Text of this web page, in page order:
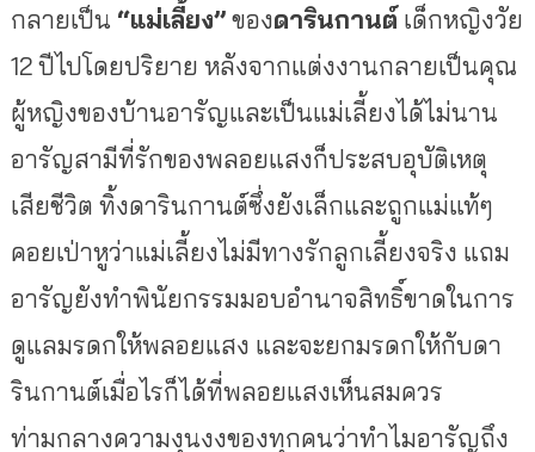
กลายเป็น “แม่เลี้ยง”ของดารินกานต์เด็กหญิงวัย
12 ปีไปโดยปริยาย หลังจากแต่งงานกลายเป็นคุณ
ผู้หญิงของบ้านอารัญและเป็นแม่เลี้ยงได้ไม่นาน
อารัญสามีที่รักของพลอยแสงก็ประสบอุบัติเหตุ
เสียชีวิต ทิ้งดารินกานต์ซึ่งยังเล็กและถูกแม่แท้ๆ
คอยเป่าหูว่าแม่เลี้ยงไม่มีทางรักลูกเลี้ยงจริง แถม
อารัญยังทำพินัยกรรมมอบอำนาจสิทธิ์ขาดในการ
ดูแลมรดกให้พลอยแสง และจะยกมรดกให้กับดา
รินกานต์เมื่อไรก็ได้ที่พลอยแสงเห็นสมควร
ท่ามกลางความงุนงงของทุกคนว่าทำไมอารัญถึง